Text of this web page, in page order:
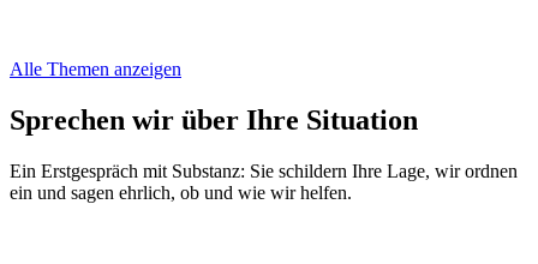
Alle Themen anzeigen
Sprechen wir über Ihre Situation
Ein Erstgespräch mit Substanz: Sie schildern Ihre Lage, wir ordnen
ein und sagen ehrlich, ob und wie wir helfen.